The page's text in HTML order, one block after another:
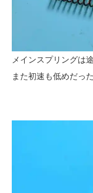
メインスプリングは
また初速も低めだっ